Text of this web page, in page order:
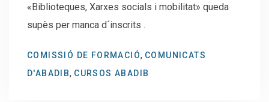
«Biblioteques, Xarxes socials i mobilitat» queda
supès per manca d´inscrits .
COMISSIÓ DE FORMACIÓ, COMUNICATS
D'ABADIB, CURSOS ABADIB